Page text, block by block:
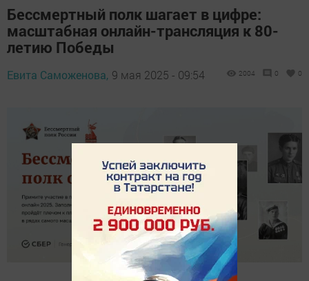
Бессмертный полк шагает в цифре:
масштабная онлайн-трансляция к 80-
летию Победы
Евита Саможенова, 9 мая 2025 - 09:54 2004 0 0